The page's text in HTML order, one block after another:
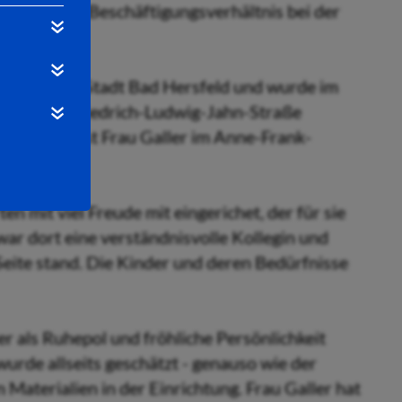
auch ihr Beschäftigungsverhältnis bei der
der Stadt Bad Hersfeld und wurde im
in der Friedrich-Ludwig-Jahn-Straße
ist Frau Galler im Anne-Frank-
mit viel Freude mit eingerichet, der für sie
dort eine verständnisvolle Kollegin und
stand. Die Kinder und deren Bedürfnisse
als Ruhepol und fröhliche Persönlichkeit
allseits geschätzt - genauso wie der
in der Einrichtung. Frau Galler hat